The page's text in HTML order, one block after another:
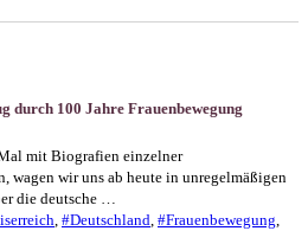
durch 100 Jahre Frauenbewegung
mit Biografien einzelner
wagen wir uns ab heute in unregelmäßigen
die deutsche …
, #Deutschland, #Frauenbewegung,